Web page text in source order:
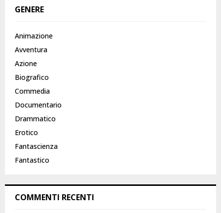
GENERE
Animazione
Avventura
Azione
Biografico
Commedia
Documentario
Drammatico
Erotico
Fantascienza
Fantastico
COMMENTI RECENTI